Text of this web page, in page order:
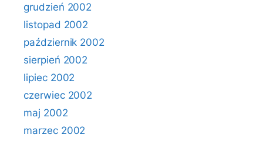
grudzień 2002
listopad 2002
październik 2002
sierpień 2002
lipiec 2002
czerwiec 2002
maj 2002
marzec 2002